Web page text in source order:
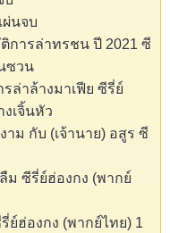
ผ่นจบ
ติการล่าทรชน ปี 2021 ซี
ซวน
ล่าล้างมาเฟีย ซีรี่ย์
เจิ้นหัว
าม กับ (เจ้านาย) อสูร ซี
ม ซีรี่ย์ฮ่องกง (พากย์
ย์ฮ่องกง (พากย์ไทย) 1